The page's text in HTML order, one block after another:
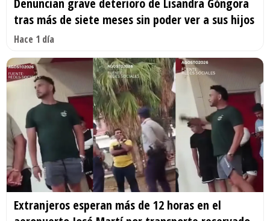
tras más de siete meses sin poder ver a sus hijos
Hace 1 día
Extranjeros esperan más de 12 horas en el